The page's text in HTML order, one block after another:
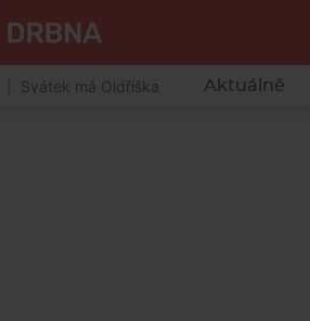
Svátek má Oldřiška Aktuálně